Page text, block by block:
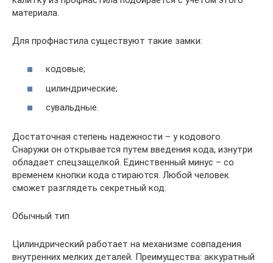
материала.
Для профнастила существуют такие замки:
кодовые;
цилиндрические;
сувальдные.
Достаточная степень надежности – у кодового.
Снаружи он открывается путем введения кода, изнутри
обладает спецзащелкой. Единственный минус – со
временем кнопки кода стираются. Любой человек
сможет разглядеть секретный код.
Обычный тип
Цилиндрический работает на механизме совпадения
внутренних мелких деталей. Преимущества: аккуратный